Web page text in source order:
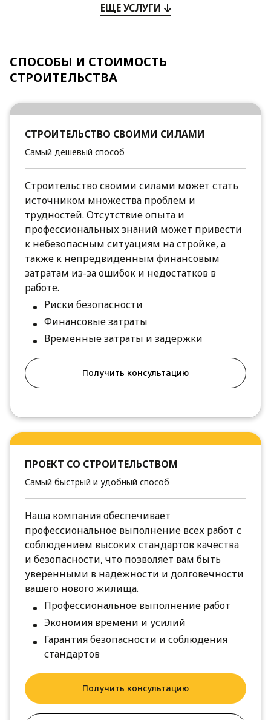
ЕЩЕ УСЛУГИ
СПОСОБЫ И СТОИМОСТЬ
СТРОИТЕЛЬСТВА
СТРОИТЕЛЬСТВО СВОИМИ СИЛАМИ
Самый дешевый способ
Строительство своими силами может стать
источником множества проблем и
трудностей. Отсутствие опыта и
профессиональных знаний может привести
к небезопасным ситуациям на стройке, а
также к непредвиденным финансовым
затратам из-за ошибок и недостатков в
работе.
Риски безопасности
Финансовые затраты
Временные затраты и задержки
Получить консультацию
ПРОЕКТ СО СТРОИТЕЛЬСТВОМ
Самый быстрый и удобный способ
Наша компания обеспечивает
профессиональное выполнение всех работ с
соблюдением высоких стандартов качества
и безопасности, что позволяет вам быть
уверенными в надежности и долговечности
вашего нового жилища.
Профессиональное выполнение работ
Экономия времени и усилий
Гарантия безопасности и соблюдения
стандартов
Получить консультацию